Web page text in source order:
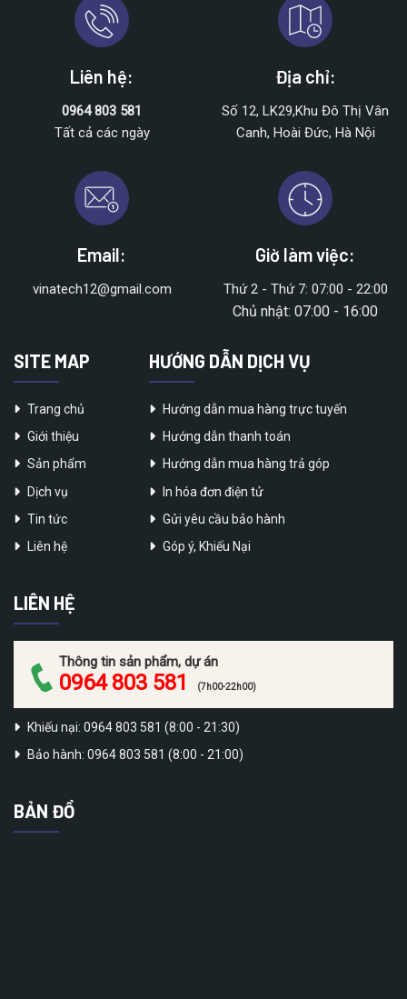
Liên hệ:
0964 803 581
Tất cả các ngày
Địa chỉ:
Số 12, LK29,Khu Đô Thị Vân
Canh, Hoài Đức, Hà Nội
Email:
vinatech12@gmail.com
Giờ làm việc:
Thứ 2 - Thứ 7: 07:00 - 22:00
Chủ nhật: 07:00 - 16:00
SITE MAP
Trang chủ
Giới thiệu
Sản phẩm
Dịch vụ
Tin tức
Liên hệ
HƯỚNG DẪN DỊCH VỤ
Hướng dẫn mua hàng trực tuyến
Hướng dẫn thanh toán
Hướng dẫn mua hàng trả góp
In hóa đơn điện tử
Gửi yêu cầu bảo hành
Góp ý, Khiếu Nại
LIÊN HỆ
Thông tin sản phẩm, dự án
0964 803 581 (7h00-22h00)
Khiếu nại: 0964 803 581 (8:00 - 21:30)
Bảo hành: 0964 803 581 (8:00 - 21:00)
BẢN ĐỒ